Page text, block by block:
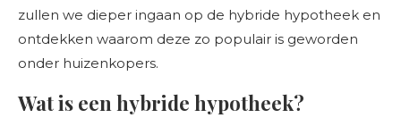
zullen we dieper ingaan op de hybride hypotheek en
ontdekken waarom deze zo populair is geworden
onder huizenkopers.
Wat is een hybride hypotheek?